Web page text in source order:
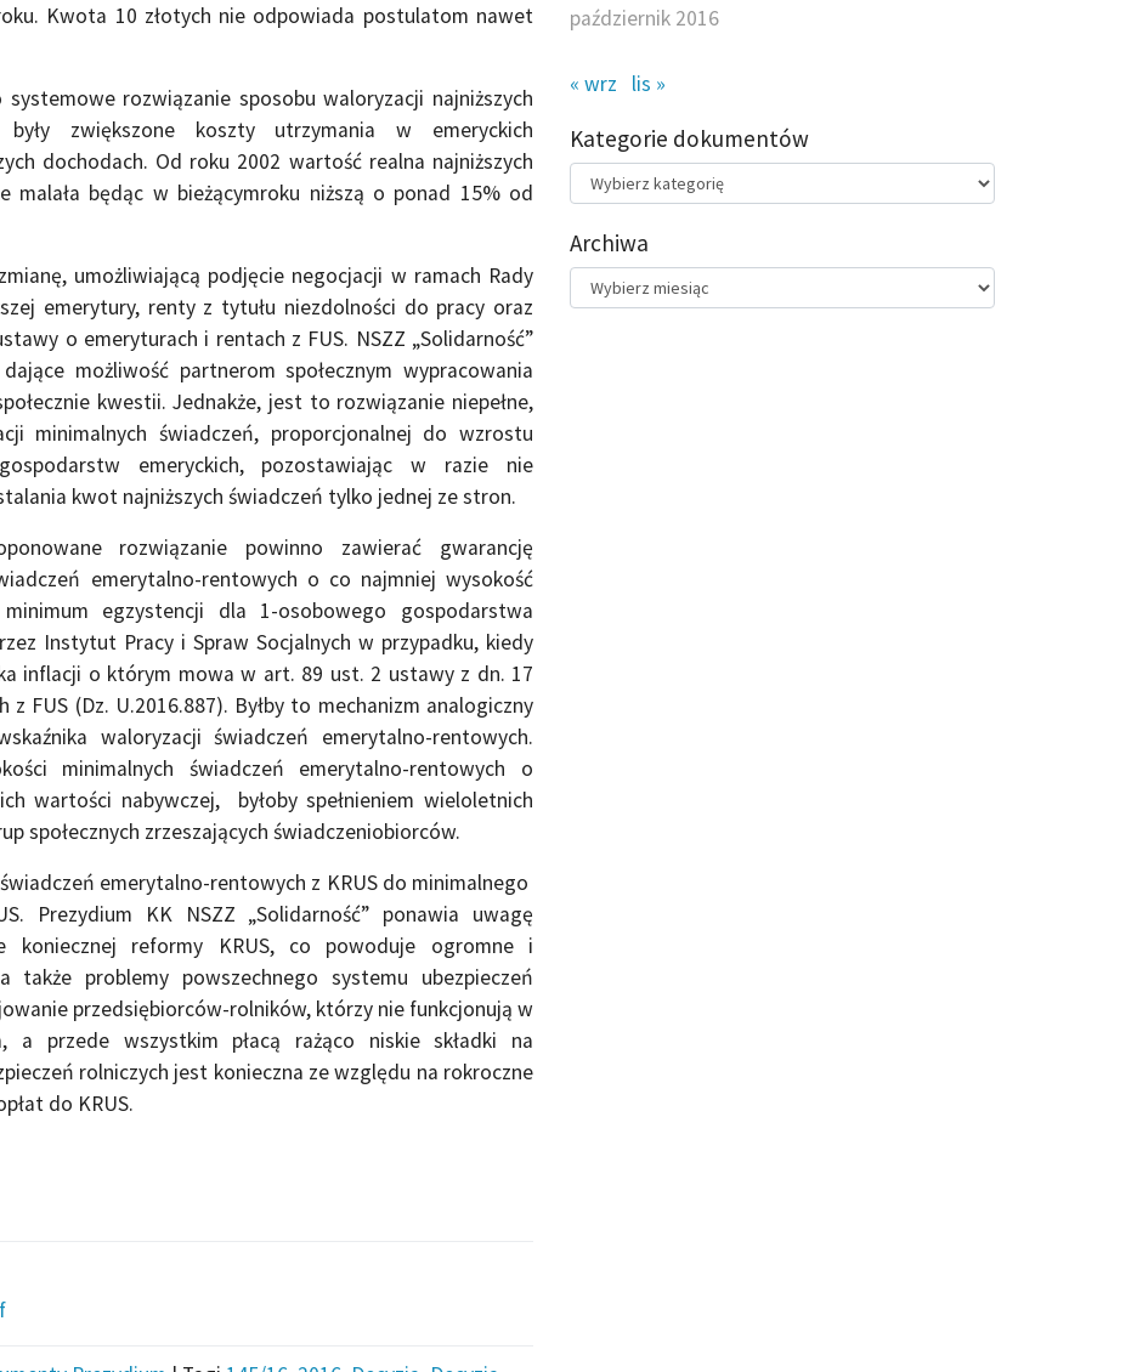
Kwota 10 złotych nie odpowiada postulatom nawet
rozwiązanie sposobu waloryzacji najniższych
zwiększone koszty utrzymania w emeryckich
dochodach. Od roku 2002 wartość realna najniższych
malała będąc w bieżącymroku niższą o ponad 15% od
umożliwiającą podjęcie negocjacji w ramach Rady
emerytury, renty z tytułu niezdolności do pracy oraz
o emeryturach i rentach z FUS. NSZZ „Solidarność”
możliwość partnerom społecznym wypracowania
kwestii. Jednakże, jest to rozwiązanie niepełne,
minimalnych świadczeń, proporcjonalnej do wzrostu
emeryckich, pozostawiając w razie nie
kwot najniższych świadczeń tylko jednej ze stron.
rozwiązanie powinno zawierać gwarancję
emerytalno-rentowych o co najmniej wysokość
egzystencji dla 1-osobowego gospodarstwa
Instytut Pracy i Spraw Socjalnych w przypadku, kiedy
inflacji o którym mowa w art. 89 ust. 2 ustawy z dn. 17
FUS (Dz. U.2016.887). Byłby to mechanizm analogiczny
waloryzacji świadczeń emerytalno-rentowych.
minimalnych świadczeń emerytalno-rentowych o
wartości nabywczej, byłoby spełnieniem wieloletnich
społecznych zrzeszających świadczeniobiorców.
emerytalno-rentowych z KRUS do minimalnego
Prezydium KK NSZZ „Solidarność” ponawia uwagę
koniecznej reformy KRUS, co powoduje ogromne i
problemy powszechnego systemu ubezpieczeń
przedsiębiorców-rolników, którzy nie funkcjonują w
a przede wszystkim płacą rażąco niskie składki na
rolniczych jest konieczna ze względu na rokroczne
do KRUS.
październik 2016
« wrz lis »
Kategorie dokumentów
Kategorie
dokumentów
Archiwa
Archiwa